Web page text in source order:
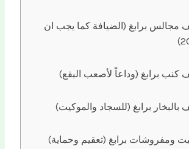
مجالس برابغ (الضيافة كما يجب ان
كنب برابغ (وداعاً لأصعب البقع)
برابغ (للسجاد والموكيت)
ومفروشات برابغ (تعقيم وحماية)